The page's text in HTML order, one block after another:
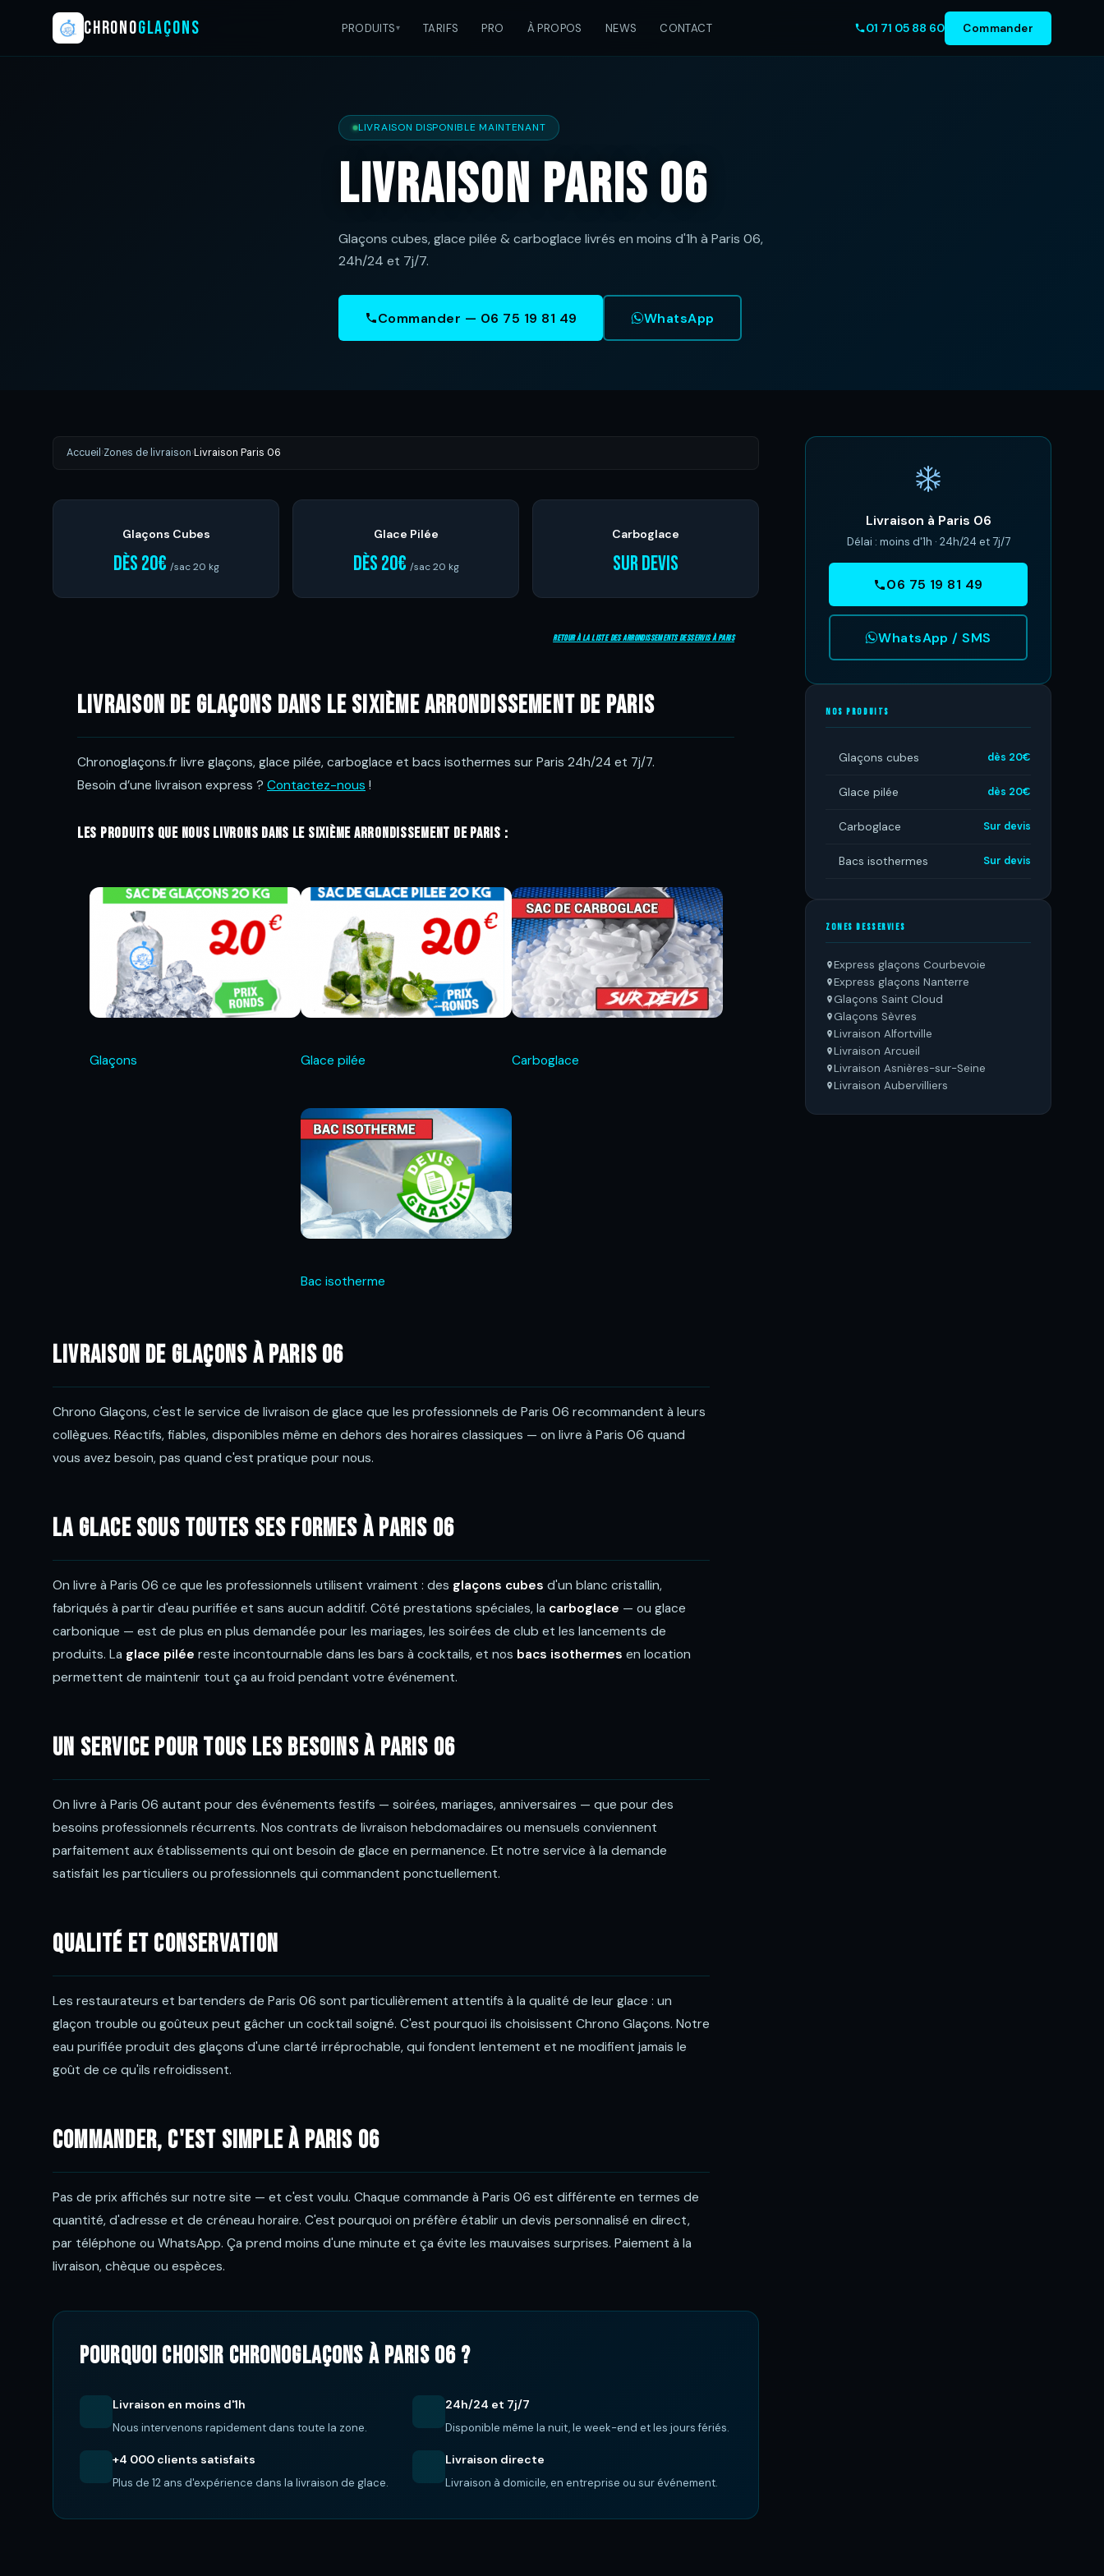
CHRONOGLAÇONS PRODUITS TARIFS PRO À PROPOS NEWS CONTACT 01 71 05 88 60 Commander
LIVRAISON DISPONIBLE MAINTENANT
Livraison Paris 06
Glaçons cubes, glace pilée & carboglace livrés en moins d'1h à Paris 06,
24h/24 et 7j/7.
Commander — 06 75 19 81 49 WhatsApp
Accueil ›Zones de livraison›Livraison Paris 06
Glaçons Cubes
dès 20€ /sac 20 kg
Glace Pilée
dès 20€ /sac 20 kg
Carboglace
Sur devis
Retour à la liste des arrondissements desservis à Paris
Livraison de glaçons dans le sixième arrondissement de Paris
Chronoglaçons.fr livre glaçons, glace pilée, carboglace et bacs isothermes sur Paris 24h/24 et 7j/7.
Besoin d’une livraison express ? Contactez-nous !
Les produits que nous livrons dans le sixième arrondissement de Paris :
Glaçons Glace pilée Carboglace
Bac isotherme
Livraison de glaçons à Paris 06
Chrono Glaçons, c'est le service de livraison de glace que les professionnels de Paris 06 recommandent à leurs
collègues. Réactifs, fiables, disponibles même en dehors des horaires classiques — on livre à Paris 06 quand
vous avez besoin, pas quand c'est pratique pour nous.
La glace sous toutes ses formes à Paris 06
On livre à Paris 06 ce que les professionnels utilisent vraiment : des glaçons cubes d'un blanc cristallin,
fabriqués à partir d'eau purifiée et sans aucun additif. Côté prestations spéciales, la carboglace — ou glace
carbonique — est de plus en plus demandée pour les mariages, les soirées de club et les lancements de
produits. La glace pilée reste incontournable dans les bars à cocktails, et nos bacs isothermes en location
permettent de maintenir tout ça au froid pendant votre événement.
Un service pour tous les besoins à Paris 06
On livre à Paris 06 autant pour des événements festifs — soirées, mariages, anniversaires — que pour des
besoins professionnels récurrents. Nos contrats de livraison hebdomadaires ou mensuels conviennent
parfaitement aux établissements qui ont besoin de glace en permanence. Et notre service à la demande
satisfait les particuliers ou professionnels qui commandent ponctuellement.
Qualité et conservation
Les restaurateurs et bartenders de Paris 06 sont particulièrement attentifs à la qualité de leur glace : un
glaçon trouble ou goûteux peut gâcher un cocktail soigné. C'est pourquoi ils choisissent Chrono Glaçons. Notre
eau purifiée produit des glaçons d'une clarté irréprochable, qui fondent lentement et ne modifient jamais le
goût de ce qu'ils refroidissent.
Commander, c'est simple à Paris 06
Pas de prix affichés sur notre site — et c'est voulu. Chaque commande à Paris 06 est différente en termes de
quantité, d'adresse et de créneau horaire. C'est pourquoi on préfère établir un devis personnalisé en direct,
par téléphone ou WhatsApp. Ça prend moins d'une minute et ça évite les mauvaises surprises. Paiement à la
livraison, chèque ou espèces.
Pourquoi choisir ChronoGlaçons à Paris 06 ?
Livraison en moins d'1h
Nous intervenons rapidement dans toute la zone.
24h/24 et 7j/7
Disponible même la nuit, le week-end et les jours fériés.
+4 000 clients satisfaits
Plus de 12 ans d'expérience dans la livraison de glace.
Livraison directe
Livraison à domicile, en entreprise ou sur événement.
Livraison à Paris 06
Délai : moins d'1h · 24h/24 et 7j/7
06 75 19 81 49
WhatsApp / SMS
NOS PRODUITS
Glaçons cubes dès 20€
Glace pilée dès 20€
Carboglace Sur devis
Bacs isothermes Sur devis
ZONES DESSERVIES
Express glaçons Courbevoie
Express glaçons Nanterre
Glaçons Saint Cloud
Glaçons Sèvres
Livraison Alfortville
Livraison Arcueil
Livraison Asnières-sur-Seine
Livraison Aubervilliers